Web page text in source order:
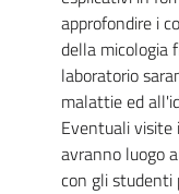
approfondire i
della micologia
laboratorio
malattie ed
Eventuali visite
avranno luogo
con gli